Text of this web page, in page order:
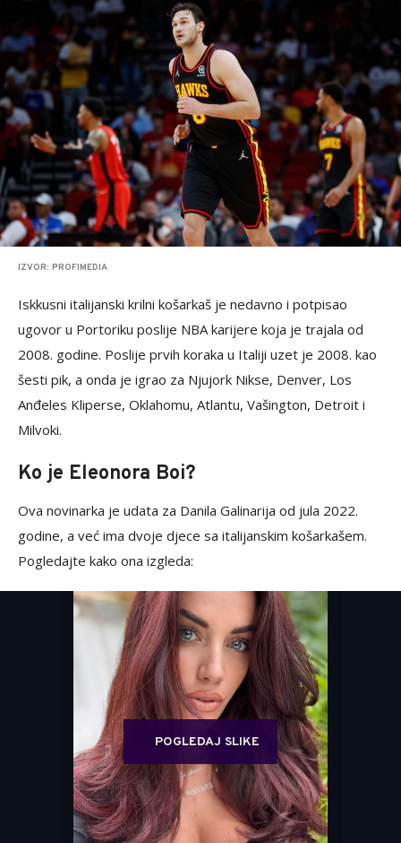
IZVOR: PROFIMEDIA
Iskkusni italijanski krilni košarkaš je nedavno i potpisao
ugovor u Portoriku poslije NBA karijere koja je trajala od
2008. godine. Poslije prvih koraka u Italiji uzet je 2008. kao
šesti pik, a onda je igrao za Njujork Nikse, Denver, Los
Anđeles Kliperse, Oklahomu, Atlantu, Vašington, Detroit i
Milvoki.
Ko je Eleonora Boi?
Ova novinarka je udata za Danila Galinarija od jula 2022.
godine, a već ima dvoje djece sa italijanskim košarkašem.
Pogledajte kako ona izgleda:
POGLEDAJ SLIKE